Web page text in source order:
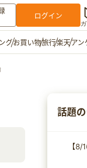
ログイン
ご意見箱
グお買い物旅行楽天アン
話題
【